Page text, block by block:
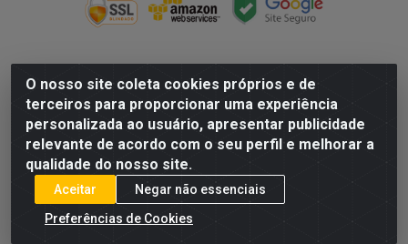
O nosso site coleta cookies próprios e de
terceiros para proporcionar uma experiência
personalizada ao usuário, apresentar publicidade
relevante de acordo com o seu perfil e melhorar a
qualidade do nosso site.
Aceitar
Negar não essenciais
Preferências de Cookies
NALESSO DISTRIBUIDORA DE AUTO PECAS LTDA - Rua
Paulo Afonso, nº10 Galpão 03 SL 1 - Alecrim - Vila
Velha/ES - CEP 29.118-033 - CNPJ: 29.722.419/0003-09